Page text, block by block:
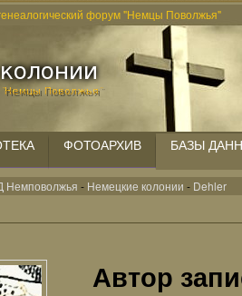
форум "Немцы Поволжья"
ФОТОАРХИВ БАЗЫ
Немповолжья - Немецкие колонии - Dehler
Автор